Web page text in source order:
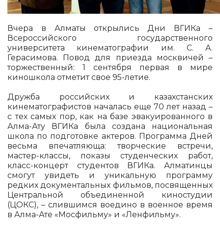
Вчера в Алматы открылись Дни ВГИКа –
Всероссийского государственного
университета кинематографии им. С. А.
Герасимова. Повод для приезда москвичей –
торжественный: 1 сентября первая в мире
киношкола отметит свое 95-летие.
Дружба российских и казахстанских
кинематографистов началась еще 70 лет назад –
с тех самых пор, как на базе эвакуированного в
Алма-Ату ВГИКа была создана национальная
школа по подготовке актеров. Программа Дней
весьма впечатляюща: творческие встречи,
мастер-классы, показы студенческих работ,
класс-концерт студентов ВГИКа. Алматинцы
смогут увидеть и уникальную программу
редких документальных фильмов, посвященных
Центральной объединенной киностудии
(ЦОКС), – слившимся воедино в военное время
в Алма-Ате «Мосфильму» и «Ленфильму».